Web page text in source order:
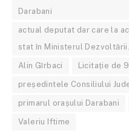
Darabani
actual deputat dar care la
stat în Ministerul Dezvoltării.
Alin Gîrbaci Licitație de
președintele Consiliului
primarul orașului Darabani
Valeriu Iftime